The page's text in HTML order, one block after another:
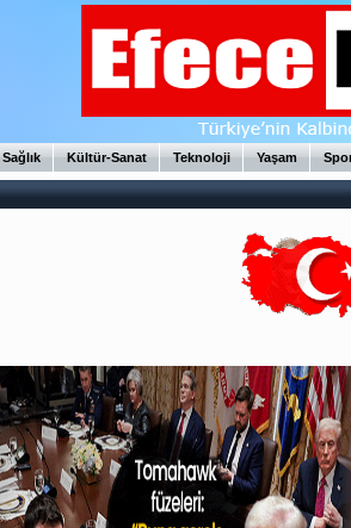
Sağlık Kültür-Sanat Teknoloji Yaşam